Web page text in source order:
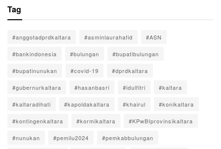
Tag
#anggotadprdkaltara #asminlaurahafid #ASN
#bankindonesia #bulungan #bupatibulungan
#bupatinunukan #covid-19 #dprdkaltara
#gubernurkaltara #hasanbasri #idulfitri #kaltara
#kaltaradihati #kapoldakaltara #khairul #konikaltara
#kontingenkaltara #kormikaltara #KPwBIprovinsikaltara
#nunukan #pemilu2024 #pemkabbulungan